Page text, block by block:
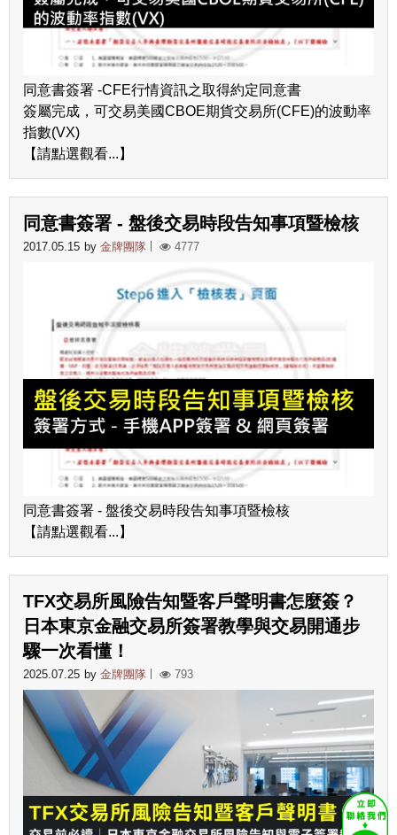
同意書簽署 -CFE行情資訊之取得約定同意書
簽屬完成，可交易美國CBOE期貨交易所(CFE)的波動率
指數(VX)
【請點選觀看...】
同意書簽署 - 盤後交易時段告知事項暨檢核
2017.05.15 by 金牌團隊 4777
同意書簽署 - 盤後交易時段告知事項暨檢核
【請點選觀看...】
TFX交易所風險告知暨客戶聲明書怎麼簽？
日本東京金融交易所簽署教學與交易開通步
驟一次看懂！
2025.07.25 by 金牌團隊 793